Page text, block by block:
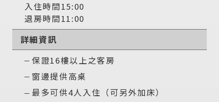
入住時間15:00
退房時間11:00
詳細資訊
保證16樓以上之客房
窗邊提供高桌
最多可供4人入住（可另外加床）